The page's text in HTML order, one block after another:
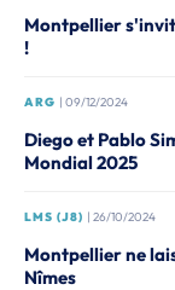
Montpellier
!
ARG | 09/12/2024
Diego et Pablo
Mondial 2025
LMS (J8) | 26/10/2024
Montpellier ne
Nîmes